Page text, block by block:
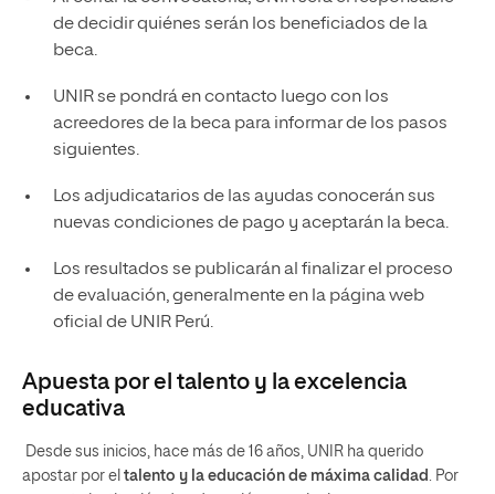
de decidir quiénes serán los beneficiados de la
beca.
UNIR se pondrá en contacto luego con los
acreedores de la beca para informar de los pasos
siguientes.
Los adjudicatarios de las ayudas conocerán sus
nuevas condiciones de pago y aceptarán la beca.
Los resultados se publicarán al finalizar el proceso
de evaluación, generalmente en la página web
oficial de UNIR Perú.
Apuesta por el talento y la excelencia
educativa
Desde sus inicios, hace más de 16 años, UNIR ha querido
apostar por el talento y la educación de máxima calidad . Por